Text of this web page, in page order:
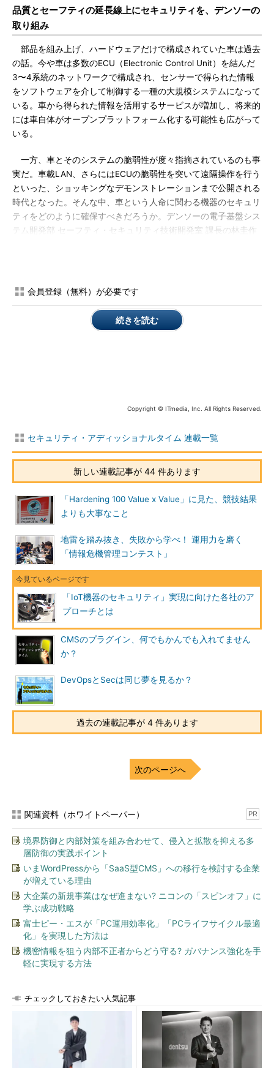
品質とセーフティの延長線上にセキュリティを、デンソーの
取り組み
部品を組み上げ、ハードウェアだけで構成されていた車は過去
の話。今や車は多数のECU（Electronic Control Unit）を結んだ
3〜4系統のネットワークで構成され、センサーで得られた情報
をソフトウェアを介して制御する一種の大規模システムになって
いる。車から得られた情報を活用するサービスが増加し、将来的
には車自体がオープンプラットフォーム化する可能性も広がって
いる。
一方、車とそのシステムの脆弱性が度々指摘されているのも事
実だ。車載LAN、さらにはECUの脆弱性を突いて遠隔操作を行う
といった、ショッキングなデモンストレーションまで公開される
時代となった。そんな中、車という人命に関わる機器のセキュリ
ティをどのように確保すべきだろうか。デンソーの電子基盤シス
テム開発部 セーフティ・セキュリティ技術開発室 課長の林圭作
システム開発部 セーフティ・
林圭作氏
レンスで車のハッキングのデモが行われ
たことを紹介し、「車は既にハッキング
の対象として認知され、脆弱性も指摘さ
ば、攻撃手法も確実に高度化していくだ
進む自動運転が現実のものになれば、こ
れまで思いもよらなかった攻撃が登場してくる恐れもある。
「車の価値の最大化と負の影響の最小化」を目指してきたデン
り組んできた。その延長線上で、「セキュリティ」を守る取り組
みを進めているという。同社では、車のセキュリティを「情報
系」と「制御系」に分類し、前者はこれまで蓄積してきたIT技術
を活用する一方、後者については、まず「品質」と「セーフテ
ィ」を実現した上で、不足分はIT技術を車載適用し、車全体で多
層防御を実現していくというアプローチをとっている。
林氏の講演の中で興味深かったのは、セキュリティを実現する
ために採用しているメッセージ認証／メッセージ暗号化やアクセ
ス制御といった技術とそれらの適切な評価もさることながら、
「人」「プロセス」に着目して取り組みを進めていることだ。
「適切なセキュリティを提供し続けるという目的を達成するた
め、車業界の標準化に貢献しつつ、それを会社の中で適用できる
ようプロセスと社内ルールを整備し、車ならではの分散開発に合
わせた役割分担を行った」。こうして、既存のプロセスをベース
ィ、セキュリティを、車のライフサイクル全体にわたって担保し
また林氏は、出荷前の開発・製造段階に加え、出荷後、あるい
か」と指摘した。その例が、サプライヤーなども含めて車に関す
る脆弱性情報を集約し、評価し、適切に共有できる仕組み（例え
ば、Auto-ISAC［Information Sharing and Analysis Center］）
や、車やそのインフラに関するインシデントレスポンスを支援す
るSIRT（Security Incident Response Team）のような枠組みで
あり、「1つの会社だけでなく、業界、国を挙げての取り組みが
必要になると考えている」（林氏）という。
さらに林氏が強調するのが、ECUの「特権機能」の扱いだ。IT
システムにリモートメンテナンス用の口が開いているのと同じよ
うに、ECUには、メンテナンスやデバッグ、故障診断などを目的
とした特権機能が付いている。同氏は「攻撃者はここを突いてく
ティ対策は非常に重要だ」と指摘し、「全ての製品開発を横断的
ュリティ部門から『バックドアになり得るようなものを残しては
いけない』と口を酸っぱくして伝えるべきだ」と呼び掛けた。
注目の展示――リバースエンジニアリング防止
会員登録（無料）が必要です
続きを読む
Copyright © ITmedia, Inc. All Rights Reserved.
セキュリティ・アディッショナルタイム 連載一覧
新しい連載記事が 44 件あります
「Hardening 100 Value x Value」に見た、競技結果
よりも大事なこと
地雷を踏み抜き、失敗から学べ！ 運用力を磨く
「情報危機管理コンテスト」
「IoT機器のセキュリティ」実現に向けた各社のア
プローチとは
CMSのプラグイン、何でもかんでも入れてません
か？
DevOpsとSecは同じ夢を見るか？
過去の連載記事が 4 件あります
次のページへ
関連資料（ホワイトペーパー） PR
境界防御と内部対策を組み合わせて、侵入と拡散を抑える多
層防御の実践ポイント
いまWordPressから「SaaS型CMS」への移行を検討する企業
が増えている理由
大企業の新規事業はなぜ進まない? ニコンの「スピンオフ」に
学ぶ成功戦略
富士ピー・エスが「PC運用効率化」「PCライフサイクル最適
化」を実現した方法は
機密情報を狙う内部不正者からどう守る? ガバナンス強化を手
軽に実現する方法
チェックしておきたい人気記事